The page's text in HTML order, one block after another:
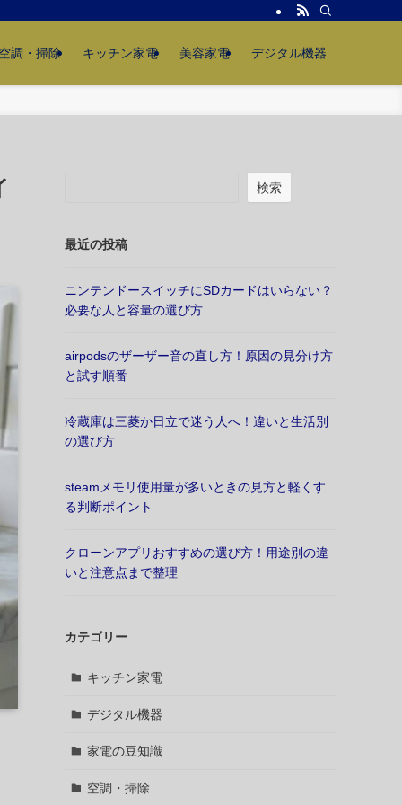
調・掃除 キッチン家電 美容家電 デジタル機器
検索
最近の投稿
ニンテンドースイッチにSDカードはいらない？
必要な人と容量の選び方
airpodsのザーザー音の直し方！原因の見分け方
と試す順番
冷蔵庫は三菱か日立で迷う人へ！違いと生活別
の選び方
steamメモリ使用量が多いときの見方と軽くす
る判断ポイント
クローンアプリおすすめの選び方！用途別の違
いと注意点まで整理
カテゴリー
キッチン家電
デジタル機器
家電の豆知識
空調・掃除